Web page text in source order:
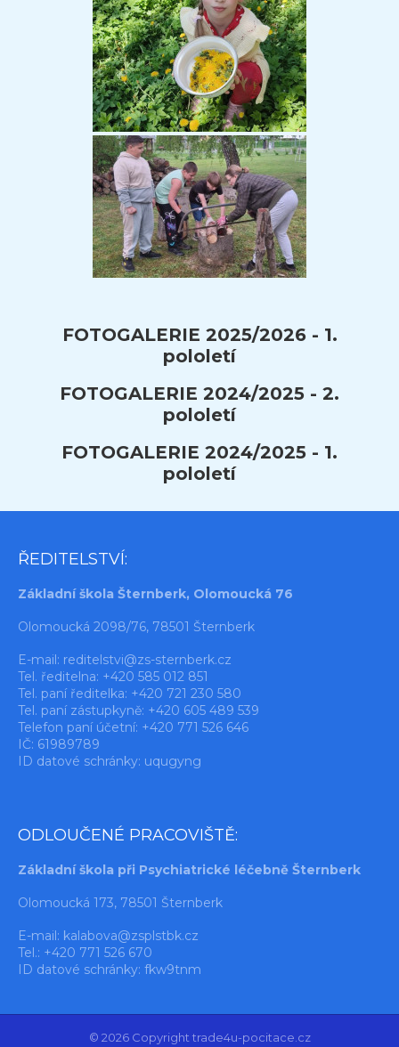
FOTOGALERIE 2025/2026 - 1.
pololetí
FOTOGALERIE 2024/2025 - 2.
pololetí
FOTOGALERIE 2024/2025 - 1.
pololetí
ŘEDITELSTVÍ:
Základní škola Šternberk, Olomoucká 76
Olomoucká 2098/76, 78501 Šternberk
E-mail: reditelstvi@zs-sternberk.cz
Tel. ředitelna: +420 585 012 851
Tel. paní ředitelka: +420 721 230 580
Tel. paní zástupkyně: +420 605 489 539
Telefon paní účetní: +420 771 526 646
IČ: 61989789
ID datové schránky: uqugyng
ODLOUČENÉ PRACOVIŠTĚ:
Základní škola při Psychiatrické léčebně Šternberk
Olomoucká 173, 78501 Šternberk
E-mail: kalabova@zsplstbk.cz
Tel.: +420 771 526 670
ID datové schránky: fkw9tnm
© 2026 Copyright trade4u-pocitace.cz